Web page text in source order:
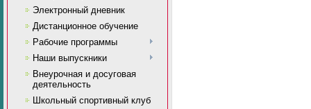
Электронный дневник
Дистанционное обучение
Рабочие программы
Наши выпускники
Внеурочная и досуговая
деятельность
Школьный спортивный клуб